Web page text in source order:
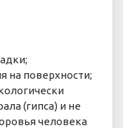
на поверхности;
(гипса) и не
человека